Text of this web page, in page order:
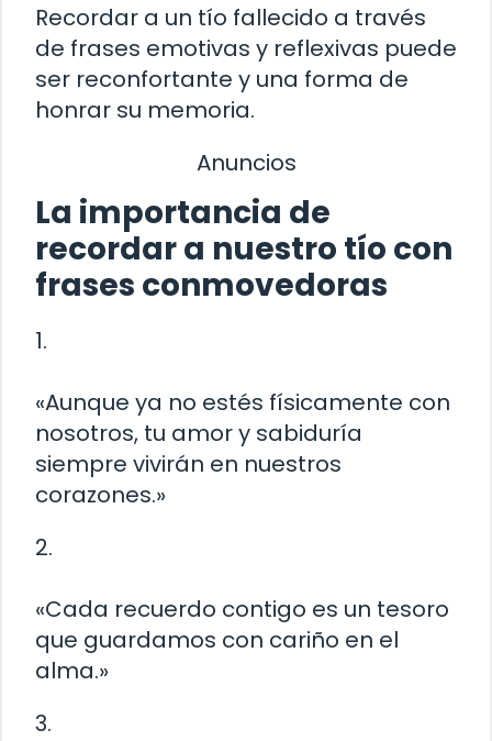
Recordar a un tío fallecido a través
de frases emotivas y reflexivas puede
ser reconfortante y una forma de
honrar su memoria.
Anuncios
La importancia de
recordar a nuestro tío con
frases conmovedoras
1.
«Aunque ya no estés físicamente con
nosotros, tu amor y sabiduría
siempre vivirán en nuestros
corazones.»
2.
«Cada recuerdo contigo es un tesoro
que guardamos con cariño en el
alma.»
3.